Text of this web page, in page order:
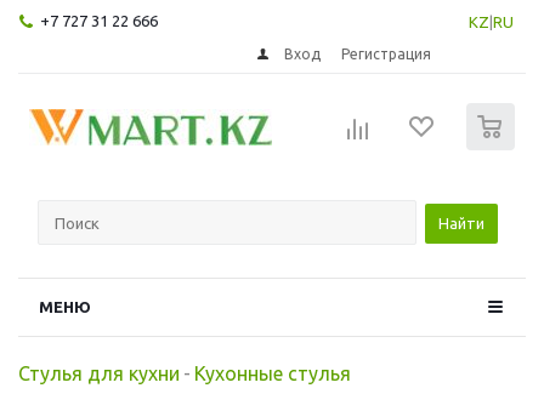
+7 727 31 22 666 KZ RU
Вход Регистрация
Найти
МЕНЮ
Стулья для кухни - Кухонные стулья